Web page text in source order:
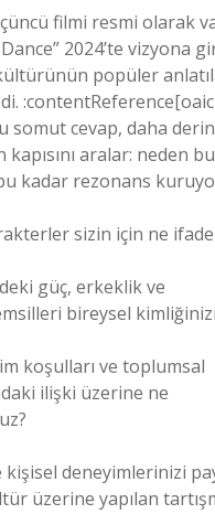
filmi resmi olarak
2024’te vizyona
popüler
somut cevap, daha
aralar: neden bu
kadar rezonans
sizin için ne ifade
güç, erkeklik ve
bireysel kimliğinizi
koşulları ve toplumsal
ilişki üzerine ne
kişisel deneyimlerinizi
üzerine yapılan